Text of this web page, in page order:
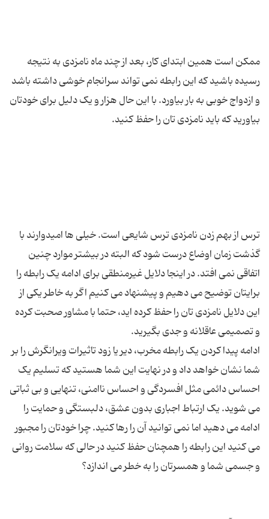
ممکن است همین ابتدای کار، بعد از چند ماه نامزدی به نتیجه
رسیده باشید که این رابطه نمی تواند سرانجام خوشی داشته باشد
و ازدواج خوبی به بار بیاورد. با این حال هزار و یک دلیل برای خودتان
ترس از بهم زدن نامزدی ترس شایعی است. خیلی ها امیدوارند با
گذشت زمان اوضاع درست شود که البته در بیشتر موارد چنین
اتفاقی نمی افتد. در اینجا دلایل غیرمنطقی برای ادامه یک رابطه را
برایتان توضیح می دهیم و پیشنهاد می کنیم اگر به خاطر یکی از
این دلایل نامزدی تان را حفظ کرده اید، حتما با مشاور صحبت کرده
ادامه پیدا کردن یک رابطه مخرب، دیر یا زود تاثیرات ویرانگرش را بر
شما نشان خواهد داد و در نهایت این شما هستید که تسلیم یک
احساس دائمی مثل افسردگی و احساس ناامنی، تنهایی و بی ثباتی
می شوید. یک ارتباط اجباری بدون عشق، دلبستگی و حمایت را
ادامه می دهید اما نمی توانید آن را رها کنید. چرا خودتان را مجبور
می کنید این رابطه را همچنان حفظ کنید در حالی که سلامت روانی